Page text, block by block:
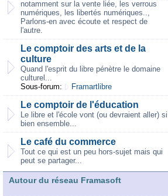
notamment sur la vente liée, les verrous
numériques, les libertés numériques..,
Parlons-en avec écoute et respect de
l'autre.
Le comptoir des arts et de la
culture
Quand l'esprit du libre pénètre le domaine
culturel...
Sous-forum:
Framartlibre
Le comptoir de l'éducation
Le libre et l'école vont (ou devraient aller) si
bien ensemble...
Le café du commerce
Tout ce qui est un peu hors-sujet mais qui
peut se partager...
Autour du réseau Framasoft